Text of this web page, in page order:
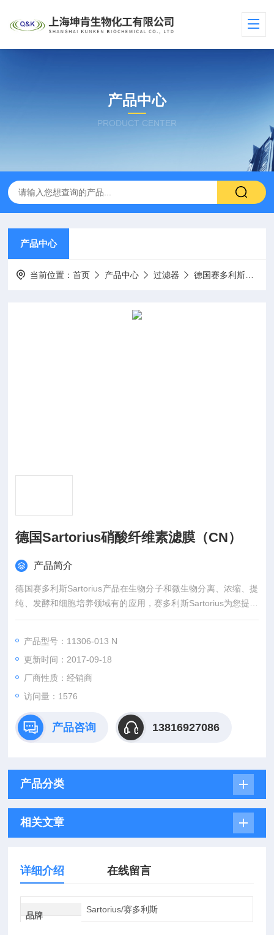
产品中心
PRODUCT CENTER
产品中心
当前位置：首页 产品中心 过滤器 德国赛多利斯Sartorius超滤、微滤消耗品
德国Sartorius硝酸纤维素滤膜（CN）
产品简介
德国赛多利斯Sartorius产品在生物分子和微生物分离、浓缩、提
纯、发酵和细胞培养领域有的应用，赛多利斯Sartorius为您提供
多种规格过滤膜和滤器，根据您的具体应用，选择Z适合的产
产品型号：11306-013 N
更新时间：2017-09-18
厂商性质：经销商
访问量：1576
产品咨询 13816927086
产品分类
相关文章
详细介绍 在线留言
品牌
Sartorius/赛多利斯